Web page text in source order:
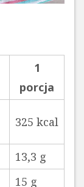
1
porcja
325 kcal
13,3 g
15 g